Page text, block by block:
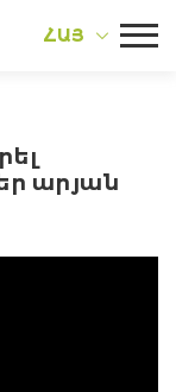
ՀԱՅ
արյան